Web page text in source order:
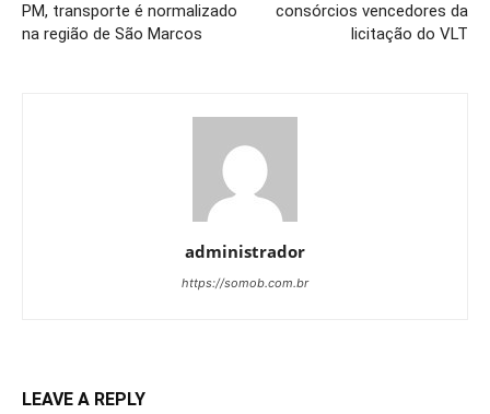
PM, transporte é normalizado
na região de São Marcos
consórcios vencedores da
licitação do VLT
administrador
https://somob.com.br
LEAVE A REPLY